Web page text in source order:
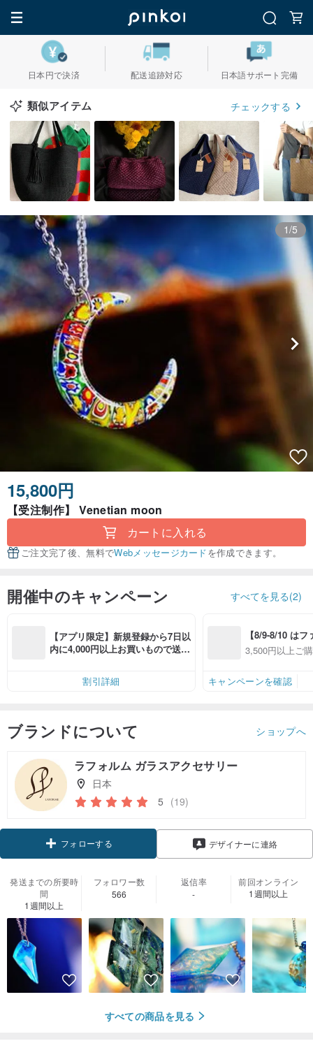
日本円で決済 配送追跡対応 日本語サポート完備
類似アイテム チェックする
1/5
15,800円
【受注制作】 Venetian moon
カートに入れる
ご注文完了後、無料でWebメッセージカードを作成できます。
開催中のキャンペーン すべてを見る(2)
【アプリ限定】新規登録から7日以
内に4,000円以上お買いもので送料
割引詳細
【8/9-8/10 は
員感謝デー】ア
全品対象7％
3,500円以上ご
キャンペーンを確認
ブランドについて ショップへ
ラフォルム ガラスアクセサリー
日本
5 (19)
フォローする デザイナーに連絡
発送までの所要時
間
1週間以上
フォロワー数
566
返信率
-
前回オンライン
1週間以上
すべての商品を見る